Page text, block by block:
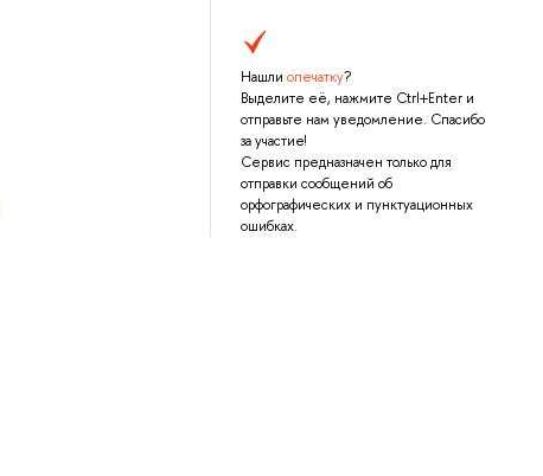
Нашли опечатку?
Выделите её, нажмите Ctrl+Enter и
отправьте нам уведомление. Спасибо
за участие!
Сервис предназначен только для
отправки сообщений об
орфографических и пунктуационных
ошибках.